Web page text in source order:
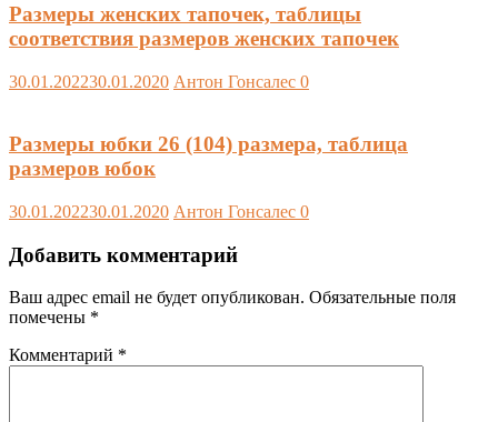
Размеры женских тапочек, таблицы
соответствия размеров женских тапочек
30.01.202230.01.2020 Антон Гонсалес 0
Размеры юбки 26 (104) размера, таблица
размеров юбок
30.01.202230.01.2020 Антон Гонсалес 0
Добавить комментарий
Ваш адрес email не будет опубликован. Обязательные поля
помечены *
Комментарий *